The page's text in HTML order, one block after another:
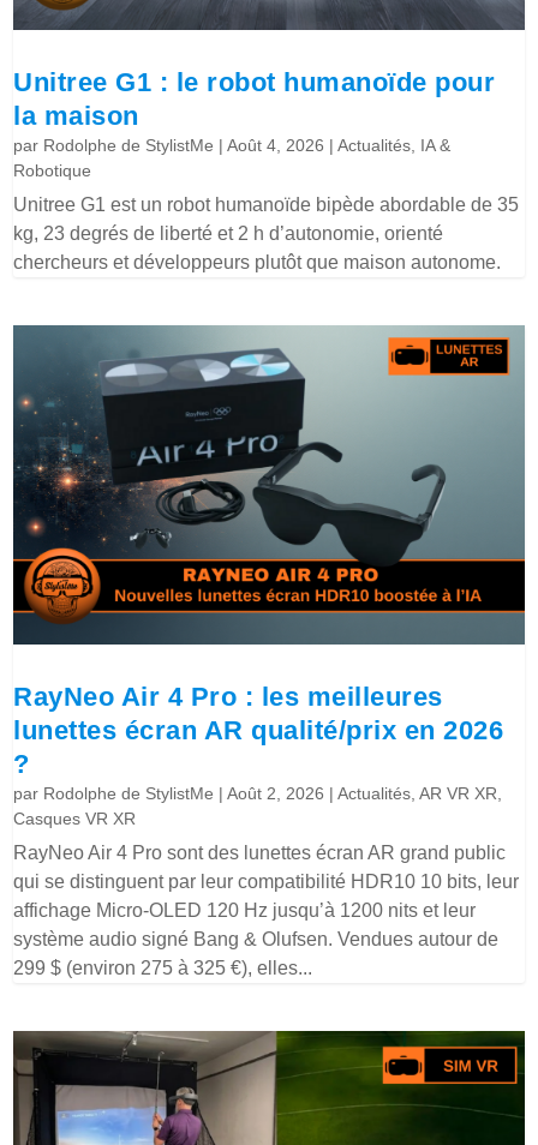
Unitree G1 : le robot humanoïde pour
la maison
par Rodolphe de StylistMe |Août 4, 2026 |Actualités IA &
Robotique
Unitree G1 est un robot humanoïde bipède abordable de 35
kg, 23 degrés de liberté et 2 h d’autonomie, orienté
chercheurs et développeurs plutôt que maison autonome.
RayNeo Air 4 Pro : les meilleures
lunettes écran AR qualité/prix en 2026
?
par Rodolphe de StylistMe |Août 2, 2026 |Actualités ,AR VR XR
Casques VR XR
RayNeo Air 4 Pro sont des lunettes écran AR grand public
qui se distinguent par leur compatibilité HDR10 10 bits, leur
affichage Micro-OLED 120 Hz jusqu’à 1200 nits et leur
système audio signé Bang & Olufsen. Vendues autour de
299 $ (environ 275 à 325 €), elles...